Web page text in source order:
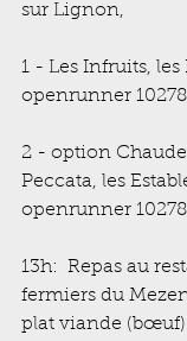
sur Lignon,
1 - Les Infruits, les
openrunner
2 - option
Peccata,
openrunner
13h:  Repas au
fermiers du
plat viande (bœuf)